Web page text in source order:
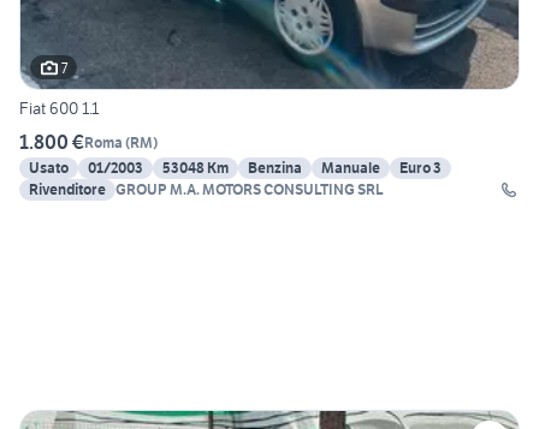
7
Fiat 600 1.1
1.800 €Roma (RM)
Usato
01/2003 53048 Km Benzina Manuale
Euro 3
Rivenditore GROUP M.A. MOTORS CONSULTING SRL